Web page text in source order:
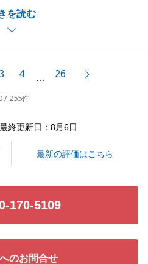
を読む
ができるように、尽力させ
是非お声をかけていただけ
3 4 … 26
/ 255件
終更新日：8月6日
最新の評価はこちら
170-5109
のお問合せ